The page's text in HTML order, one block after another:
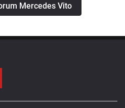
Mercedes Vito